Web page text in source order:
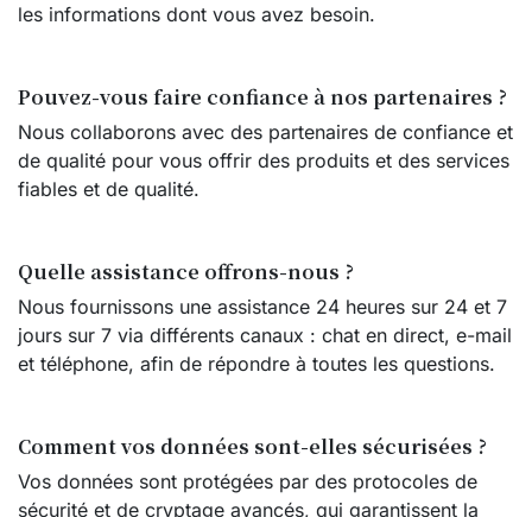
les informations dont vous avez besoin.
Pouvez-vous faire confiance à nos partenaires ?
Nous collaborons avec des partenaires de confiance et
de qualité pour vous offrir des produits et des services
fiables et de qualité.
Quelle assistance offrons-nous ?
Nous fournissons une assistance 24 heures sur 24 et 7
jours sur 7 via différents canaux : chat en direct, e-mail
et téléphone, afin de répondre à toutes les questions.
Comment vos données sont-elles sécurisées ?
Vos données sont protégées par des protocoles de
sécurité et de cryptage avancés, qui garantissent la